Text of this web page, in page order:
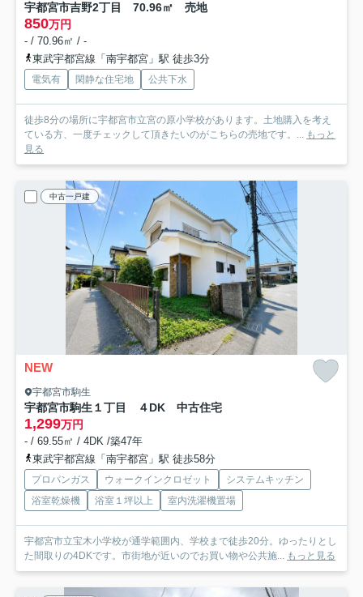
宇都宮市吉野2丁目 70.96㎡ 売地
850万円
- / 70.96㎡ / -
東武宇都宮線「南宇都宮」駅 徒歩3分
電気有 閑静な住宅地 公共下水
徒歩8分の場所に宇都宮市立宮の原小学校があります。土地購入を考え
ている方、一度チェックして頂きたいのがこちらの売地です。... もっと
見る
中古一戸建
NEW
宇都宮市駒生
宇都宮市駒生１丁目 ４DK 中古住宅
1,299万円
- / 69.55㎡ / 4DK /築47年
東武宇都宮線「南宇都宮」駅 徒歩58分
プロパンガス ウォークインクロゼット
システムキッチン
浴室乾燥機
浴室１坪以上 室内洗濯機置場
宇都宮市立宝木小学校が通学範囲内、学校まで徒歩20分。ゆったりとし
た間取りの4DKです。市街地が近いのでお買い物や公共施... もっと見る